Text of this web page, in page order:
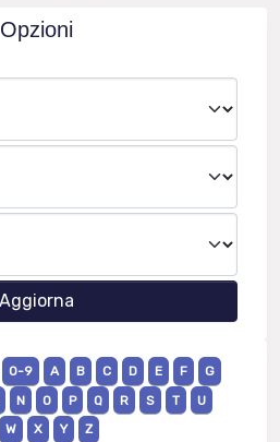
Opzioni
0-9 A B C D E F
G
N O P Q R S T
U
W X Y Z